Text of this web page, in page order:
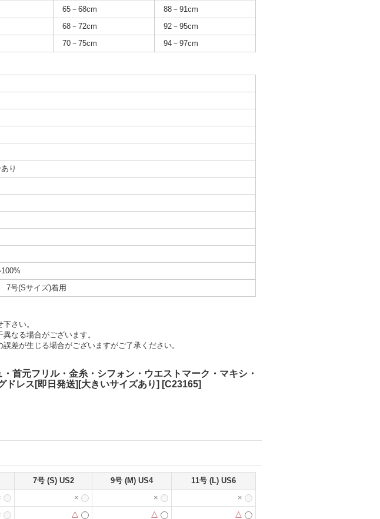
65－68cm 88－91cm
68－72cm 92－95cm
70－75cm 94－97cm
り
号(Sサイズ)着用
さい。
なる場合がございます。
差が生じる場合がございますがご了承ください。
首元フリル・金糸・シフォン・ウエストマーク・マキシ・
ドレス[即日発送][大きいサイズあり] [C23165]
7号 (S) US2 9号 (M) US4
11号 (L) US6
× ×
×
△ △ △